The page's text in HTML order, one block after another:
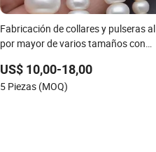
Fabricación de collares y pulseras al
por mayor de varios tamaños con
botón blanco
US$ 10,00-18,00
5 Piezas (MOQ)